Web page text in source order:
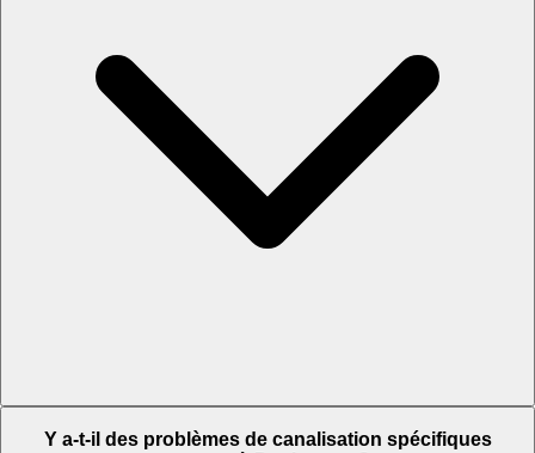
Y a-t-il des problèmes de canalisation spécifiques